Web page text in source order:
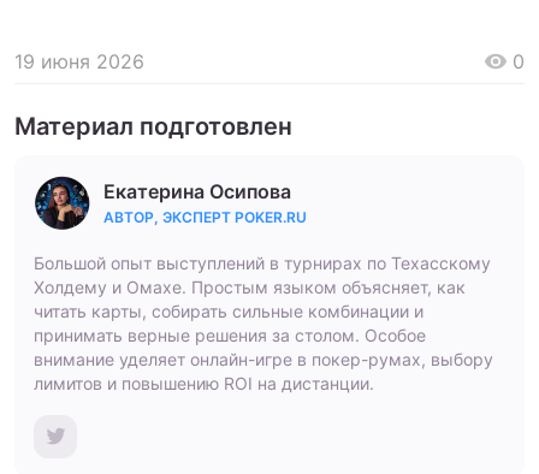
19 июня 2026 0
Материал подготовлен
Екатерина Осипова
АВТОР, ЭКСПЕРТ POKER.RU
Большой опыт выступлений в турнирах по Техасскому
Холдему и Омахе. Простым языком объясняет, как
читать карты, собирать сильные комбинации и
принимать верные решения за столом. Особое
внимание уделяет онлайн-игре в покер-румах, выбору
лимитов и повышению ROI на дистанции.